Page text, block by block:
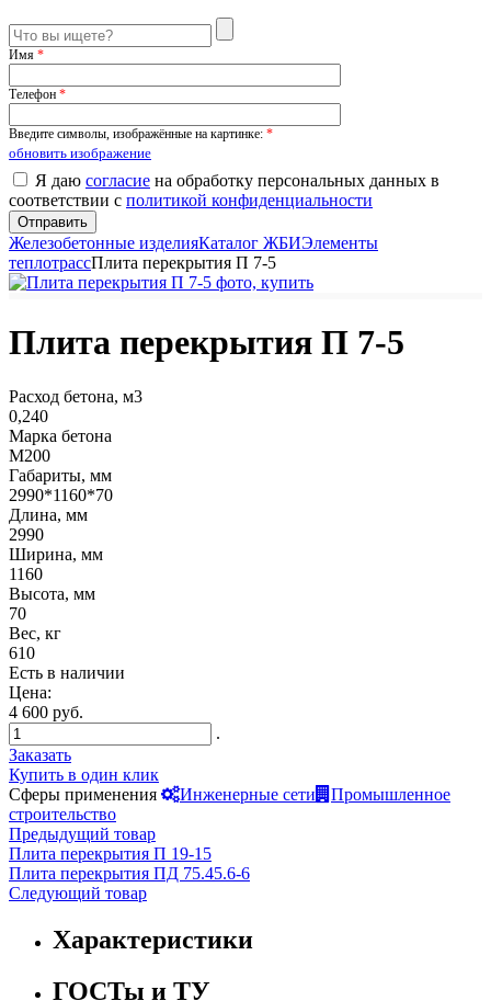
Имя *
Телефон *
Введите символы, изображённые на картинке: *
обновить изображение
Я даю согласие на обработку персональных данных в
соответствии с политикой конфиденциальности
Железобетонные изделияКаталог ЖБИЭлементы
теплотрассПлита перекрытия П 7-5
Плита перекрытия П 7-5
Расход бетона, м3
0,240
Марка бетона
М200
Габариты, мм
2990*1160*70
Длина, мм
2990
Ширина, мм
1160
Высота, мм
70
Вес, кг
610
Есть в наличии
Цена:
4 600 руб.
.
Заказать
Купить в один клик
Сферы применения
Инженерные сети
Промышленное
строительство
Предыдущий товар
Плита перекрытия П 19-15
Плита перекрытия ПД 75.45.6-6
Следующий товар
Характеристики
ГОСТы и ТУ